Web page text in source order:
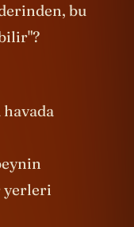
bu
havada
yerleri